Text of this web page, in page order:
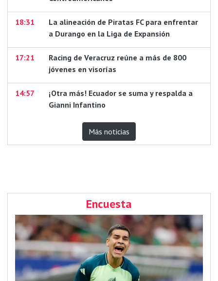
18:31
La alineación de Piratas FC para enfrentar
a Durango en la Liga de Expansión
17:21
Racing de Veracruz reúne a más de 800
jóvenes en visorías
14:57
¡Otra más! Ecuador se suma y respalda a
Gianni Infantino
Más noticias
Encuesta